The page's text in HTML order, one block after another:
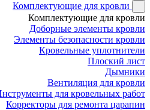
Комплектующие для кровли
Комплектующие для кровли
Доборные элементы кровли
Элементы безопасности кровли
Кровельные уплотнители
Плоский лист
Дымники
Вентиляция для кровли
для кровельных работ
Корректоры для ремонта царапин